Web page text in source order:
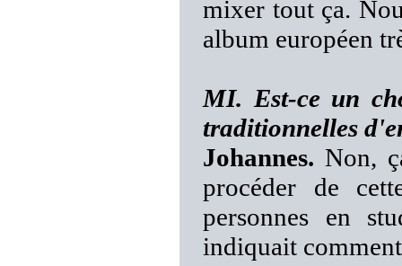
mixer tout ça.
album européen
MI. Est-ce un
traditionnelles
Johannes. Non,
procéder de
personnes en
indiquait